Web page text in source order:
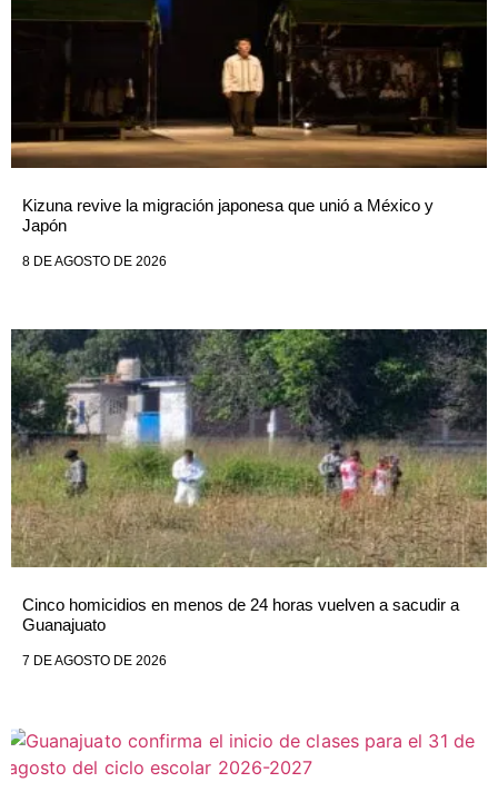
Kizuna revive la migración japonesa que unió a México y
Japón
8 DE AGOSTO DE 2026
Cinco homicidios en menos de 24 horas vuelven a sacudir a
Guanajuato
7 DE AGOSTO DE 2026